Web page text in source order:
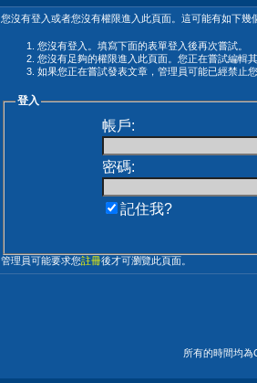
您沒有登入或者您沒有權限進入此頁面。這可能有如下幾
您沒有登入。填寫下面的表單登入後再次嘗試。
您沒有足夠的權限進入此頁面。您正在嘗試編輯
如果您正在嘗試發表文章，管理員可能已經禁止
登入
帳戶:
密碼:
記住我?
管理員可能要求您註冊後才可瀏覽此頁面。
所有的時間均為